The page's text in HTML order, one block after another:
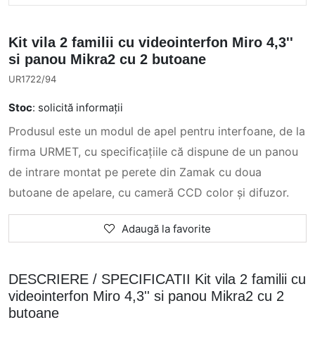
Kit vila 2 familii cu videointerfon Miro 4,3''
si panou Mikra2 cu 2 butoane
UR1722/94
Stoc: solicită informații
Produsul este un modul de apel pentru interfoane, de la
firma URMET, cu specificațiile că dispune de un panou
de intrare montat pe perete din Zamak cu doua
butoane de apelare, cu cameră CCD color și difuzor.
Adaugă la favorite
DESCRIERE / SPECIFICATII Kit vila 2 familii cu
videointerfon Miro 4,3'' si panou Mikra2 cu 2
butoane